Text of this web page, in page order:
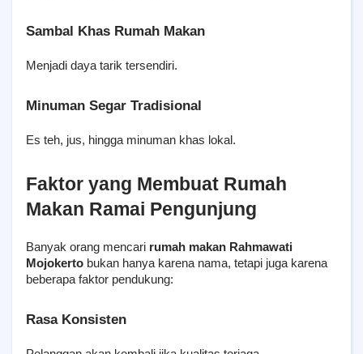
Sambal Khas Rumah Makan
Menjadi daya tarik tersendiri.
Minuman Segar Tradisional
Es teh, jus, hingga minuman khas lokal.
Faktor yang Membuat Rumah
Makan Ramai Pengunjung
Banyak orang mencari rumah makan Rahmawati
Mojokerto bukan hanya karena nama, tetapi juga karena
beberapa faktor pendukung:
Rasa Konsisten